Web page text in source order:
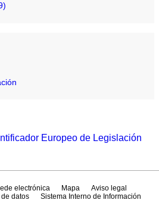
Europeo de Legislación
electrónica Mapa
Aviso legal
datos Sistema Interno de Información